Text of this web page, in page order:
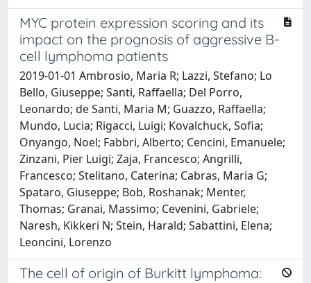
MYC protein expression scoring and its
impact on the prognosis of aggressive B-
cell lymphoma patients
2019-01-01 Ambrosio, Maria R; Lazzi, Stefano; Lo
Bello, Giuseppe; Santi, Raffaella; Del Porro,
Leonardo; de Santi, Maria M; Guazzo, Raffaella;
Mundo, Lucia; Rigacci, Luigi; Kovalchuck, Sofia;
Onyango, Noel; Fabbri, Alberto; Cencini, Emanuele;
Zinzani, Pier Luigi; Zaja, Francesco; Angrilli,
Francesco; Stelitano, Caterina; Cabras, Maria G;
Spataro, Giuseppe; Bob, Roshanak; Menter,
Thomas; Granai, Massimo; Cevenini, Gabriele;
Naresh, Kikkeri N; Stein, Harald; Sabattini, Elena;
Leoncini, Lorenzo
The cell of origin of Burkitt lymphoma: